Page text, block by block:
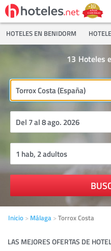
HOTELES EN BENIDORM
Hoteles
13
Inicio Málaga Torrox Costa
LAS MEJORES OFERTAS DE